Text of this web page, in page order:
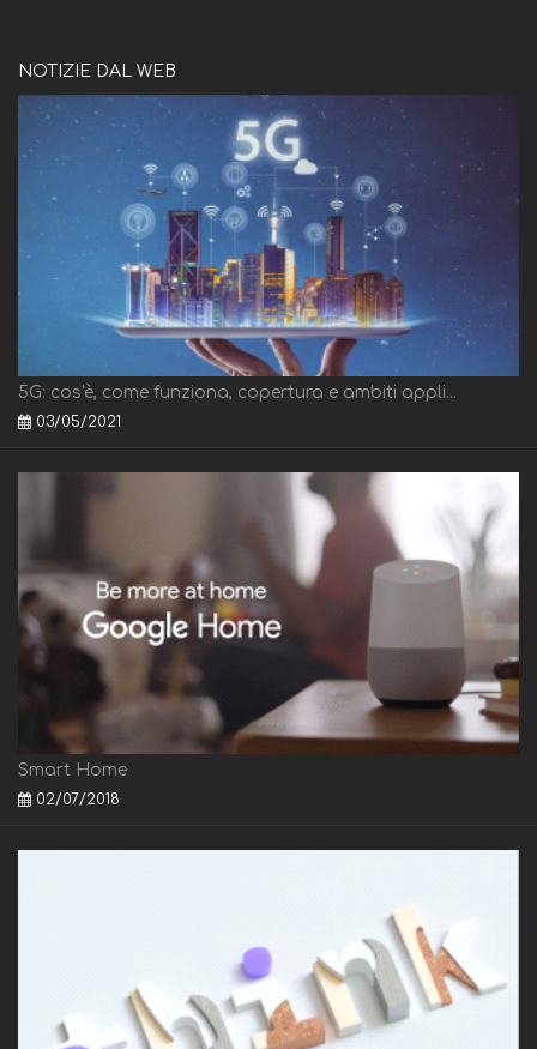
NOTIZIE DAL WEB
5G: cos'è, come funziona, copertura e ambiti appli...
03/05/2021
Smart Home
02/07/2018